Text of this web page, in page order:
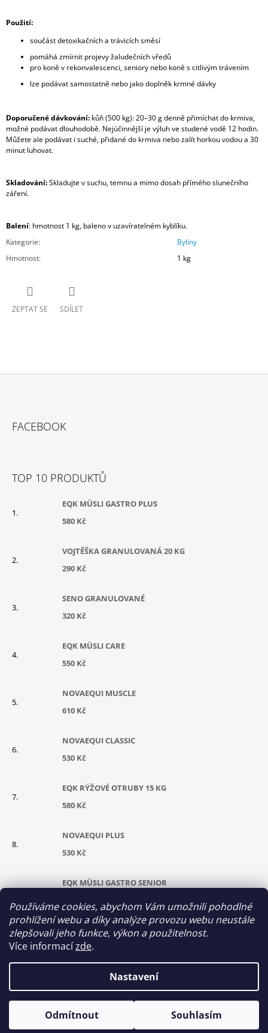
Používáme cookies, abychom Vám umožnili pohodlné
prohlížení webu a díky analýze provozu webu neustále
zlepšovali jeho funkce, výkon a použitelnost.
Více informacízde.
Nastavení
Odmítnout Souhlasím
Použití:
součást detoxikačních a trávicích směsí
pomáhá zmírnit projevy žaludečních vředů
pro koně v rekonvalescenci, seniory nebo koně s citlivým trávením
lze podávat samostatně nebo jako doplněk krmné dávky
Doporučené dávkování: kůň (500 kg): 20–30 g denně přimíchat do krmiva,
možné podávat dlouhodobě. Nejúčinnější je výluh ve studené vodě 12 hodin.
Můžete ale podávat i suché, přidané do krmiva nebo zalít horkou vodou a 30
minut luhovat.
Skladování:Skladujte v suchu, temnu a mimo dosah přímého slunečního
záření.
Balení: hmotnost 1 kg, baleno v uzavíratelném kyblíku.
Kategorie:
Byliny
Hmotnost: 1 kg
ZEPTAT SE SDÍLET
FACEBOOK
TOP 10 PRODUKTŮ
EQK MÜSLI GASTRO PLUS
580 Kč
VOJTĚŠKA GRANULOVANÁ 20 KG
290 Kč
SENO GRANULOVANÉ
320 Kč
EQK MÜSLI CARE
550 Kč
NOVAEQUI MUSCLE
610 Kč
NOVAEQUI CLASSIC
530 Kč
EQK RÝŽOVÉ OTRUBY 15 KG
580 Kč
NOVAEQUI PLUS
530 Kč
EQK MÜSLI GASTRO SENIOR
630 Kč
CUKROVARSKÉ ŘEPNÉ ŘÍZKY GRANULOVANÉ
290 Kč
© 2026 Equikrmiva. Všechna práva vyhrazena.
Upravit nastavení cookies